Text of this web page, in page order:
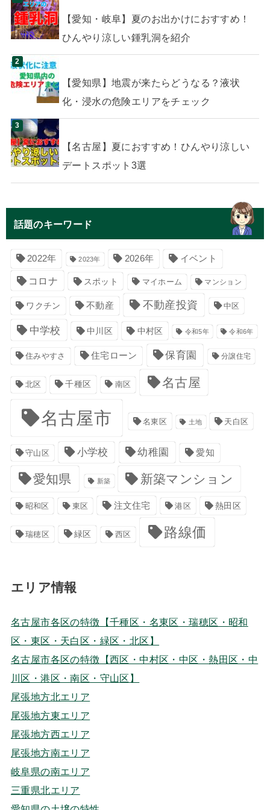
【愛知・岐阜】夏のお出かけにおすすめ！
ひんやり涼しい鍾乳洞を紹介
【愛知県】地震が来たらどうなる？液状
化・浸水の危険エリアをチェック
【名古屋】夏におすすめ！ひんやり涼しい
デートスポット3選
話題のキーワード
2022年 2023年 2026年 イベント
コロナ スポット マイホーム マンション
ワクチン 不動産 不動産投資 中区
中学校 中川区 中村区 令和5年 令和6年
住みやすさ 住宅ローン 保育園 分譲住宅
北区 千種区 南区 名古屋
名古屋市 名東区 土地 天白区
守山区 小学校 幼稚園 愛知
愛知県 新築 新築マンション
昭和区 東区 注文住宅 港区 熱田区
瑞穂区 緑区 西区 路線価
エリア情報
名古屋市各区の特徴【千種区・名東区・瑞穂区・昭和
区・東区・天白区・緑区・北区】
名古屋市各区の特徴【西区・中村区・中区・熱田区・中
川区・港区・南区・守山区】
尾張地方北エリア
尾張地方東エリア
尾張地方西エリア
尾張地方南エリア
岐阜県の南エリア
三重県北エリア